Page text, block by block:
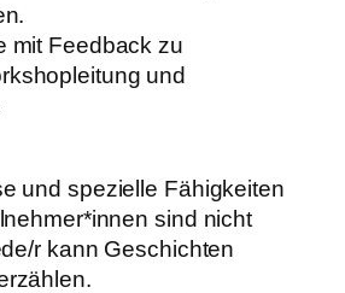
mit Feedback zu
und
und spezielle Fähigkeiten
sind nicht
r kann Geschichten